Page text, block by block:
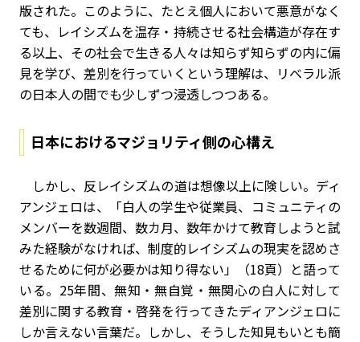
版された。このように、たとえ個人において悪意がなく
ても、レイシズムを温存・持続させる社会構造が存在す
る以上、その社会で生きる人々は知らず知らずの内に偏
見を学び、差別を行っていくという理解は、リベラル派
の日本人の間でも少しずつ浸透しつつある。
日本におけるマジョリティ側の心構え
しかし、反レイシズムの道は想像以上に険しい。ディ
アンジェロは、「白人の学生や従業員、コミュニティの
メンバーを数週間、数カ月、数年かけて教育しようと試
みた経験がなければ、制度的レイシズムの現実を認めさ
せるために何が必要かは知り得ない」（18頁）と語って
いる。25年間、無知・無自覚・無関心の白人に対して
差別に関する教育・啓発を行ってきたディアンジェロに
しか言えない言葉だ。しかし、そうした知見もいとも簡